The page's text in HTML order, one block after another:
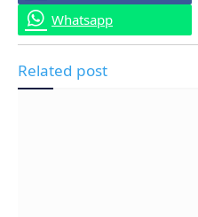
Whatsapp
Related post